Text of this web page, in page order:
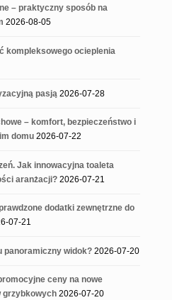
– praktyczny sposób na
2026-08-05
kompleksowego ocieplenia
pasją 2026-07-28
– komfort, bezpieczeństwo i
domu 2026-07-22
Jak innowacyjna toaleta
aranżacji? 2026-07-21
dodatki zewnętrzne do
07-21
panoramiczny widok? 2026-07-20
ceny na nowe
grzybkowych 2026-07-20